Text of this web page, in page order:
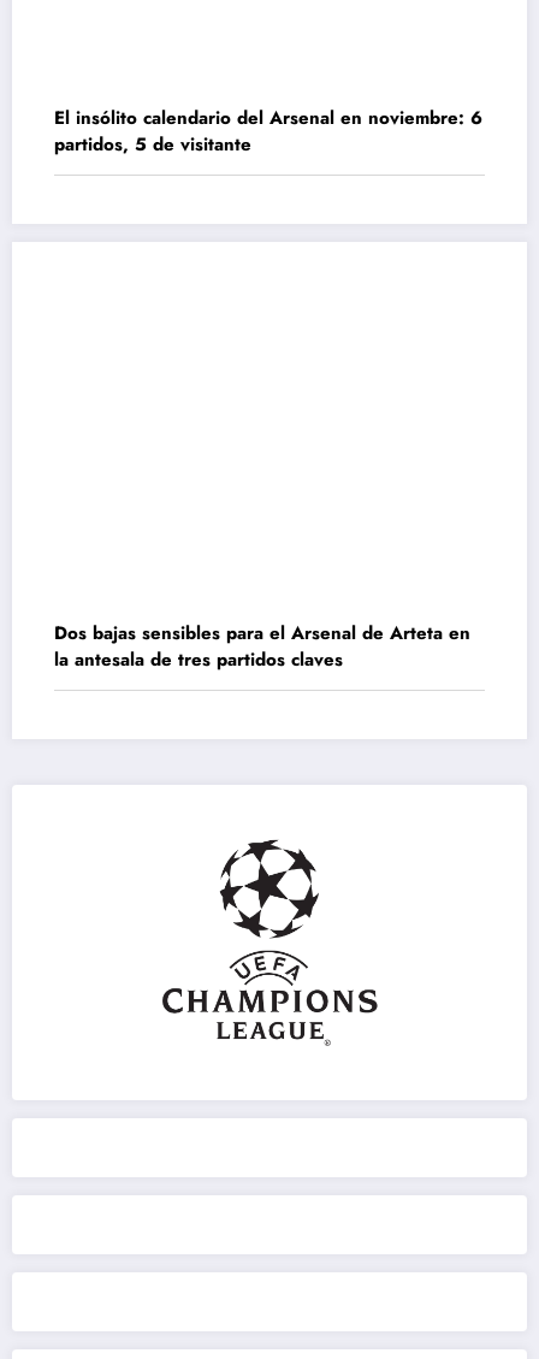
El insólito calendario del Arsenal en noviembre: 6
partidos, 5 de visitante
Dos bajas sensibles para el Arsenal de Arteta en
la antesala de tres partidos claves